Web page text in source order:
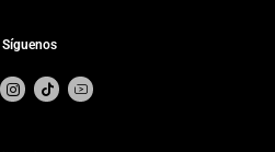
Síguenos